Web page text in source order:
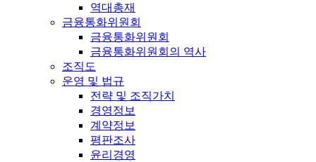
역대총재
금융통화위원회
금융통화위원회
금융통화위원회의 역사
조직도
운영 및 법규
전략 및 조직가치
경영정보
계약정보
평판조사
윤리경영